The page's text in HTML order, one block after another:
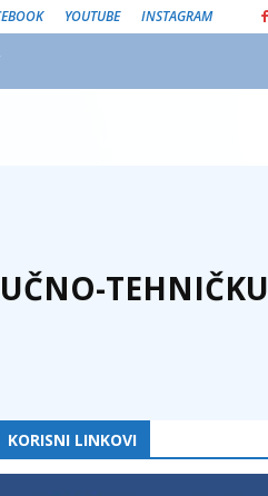
YOUTUBE INSTAGRAM
TEHNIČKU
KORISNI LINKOVI